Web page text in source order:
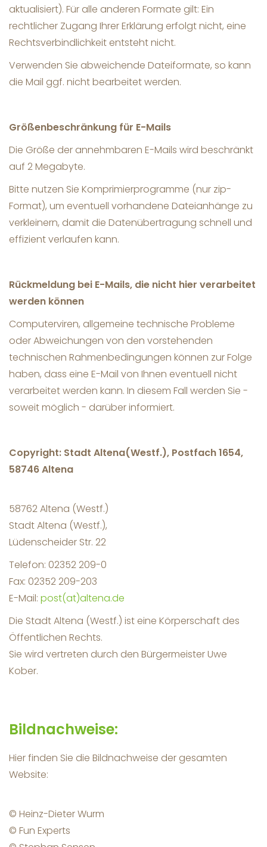
aktualisiert). Für alle anderen Formate gilt: Ein
rechtlicher Zugang Ihrer Erklärung erfolgt nicht, eine
Rechtsverbindlichkeit entsteht nicht.
Verwenden Sie abweichende Dateiformate, so kann
die Mail ggf. nicht bearbeitet werden.
Größenbeschränkung für E-Mails
Die Größe der annehmbaren E-Mails wird beschränkt
auf 2 Megabyte.
Bitte nutzen Sie Komprimierprogramme (nur zip-
Format), um eventuell vorhandene Dateianhänge zu
verkleinern, damit die Datenübertragung schnell und
effizient verlaufen kann.
Rückmeldung bei E-Mails, die nicht hier verarbeitet
werden können
Computerviren, allgemeine technische Probleme
oder Abweichungen von den vorstehenden
technischen Rahmenbedingungen können zur Folge
haben, dass eine E-Mail von Ihnen eventuell nicht
verarbeitet werden kann. In diesem Fall werden Sie -
soweit möglich - darüber informiert.
Copyright: Stadt Altena(Westf.), Postfach 1654,
58746 Altena
58762 Altena (Westf.)
Stadt Altena (Westf.),
Lüdenscheider Str. 22
Telefon: 02352 209-0
Fax: 02352 209-203
E-Mail: post(at)altena.de
Die Stadt Altena (Westf.) ist eine Körperschaft des
Öffentlichen Rechts.
Sie wird vertreten durch den Bürgermeister Uwe
Kober.
Bildnachweise:
Hier finden Sie die Bildnachweise der gesamten
Website:
© Heinz-Dieter Wurm
© Fun Experts